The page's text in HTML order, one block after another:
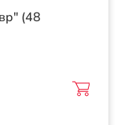
(48